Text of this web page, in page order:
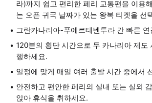
라)까지 쉽고 편리한 페리 교통편을 이용
는 오픈 귀국 날짜가 있는 왕복 티켓을 선
그란카나리아-푸에르테벤투라 간 빠른
120분의 횡단 시간으로 두 카나리아 제도
행하세요.
일정에 맞게 매일 여러 출발 시간 중에서
안전하고 편안한 페리의 실내 또는 실외
앉아 휴식을 취하세요.